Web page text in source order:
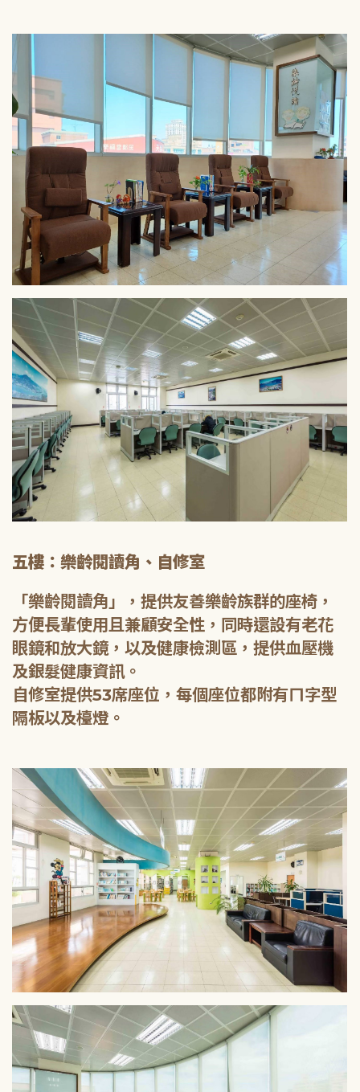
五樓：樂齡閱讀角、自修室
「樂齡閱讀角」，提供友善樂齡族群的座椅，
方便長輩使用且兼顧安全性，同時還設有老花
眼鏡和放大鏡，以及健康檢測區，提供血壓機
及銀髮健康資訊。
自修室提供53席座位，每個座位都附有ㄇ字型